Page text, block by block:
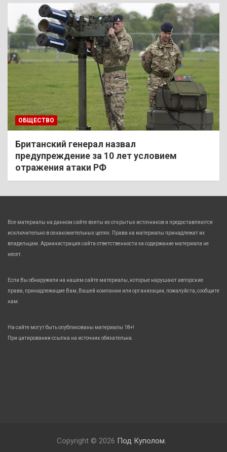
ОБЩЕСТВО
Британский генерал назвал
предупреждение за 10 лет условием
отражения атаки РФ
Все материалы на данном сайте взяты из открытых источников и предоставляются
исключительно в ознакомительных целях. Права на материалы принадлежат их
владельцам. Администрация сайта ответственности за содержание материала не
несет.
Если Вы обнаружили на нашем сайте материалы, которые нарушают авторские
права, принадлежащие Вам, Вашей компании или организации, пожалуйста, сообщите
нам.
На сайте могут быть опубликованы материалы 18+!
При цитировании ссылка на источник обязательна.
Copyright © 2026 Под Куполом.